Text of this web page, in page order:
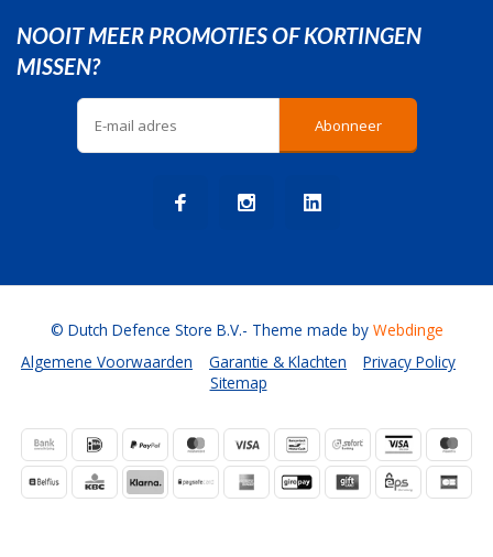
NOOIT MEER PROMOTIES OF KORTINGEN
MISSEN?
Abonneer
Algemene Voorwaarden Garantie & Klachten
Privacy Policy
Sitemap
© Dutch Defence Store B.V.- Theme made by Webdinge